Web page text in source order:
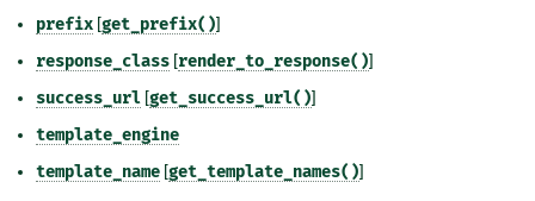
prefix [get_prefix()]
response_class [render_to_response()]
success_url [get_success_url()]
template_engine
template_name [get_template_names()]